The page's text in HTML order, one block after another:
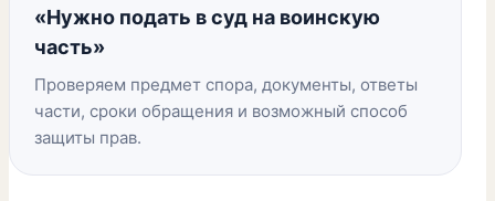
«Нужно подать в суд на воинскую
часть»
Проверяем предмет спора, документы, ответы
части, сроки обращения и возможный способ
защиты прав.